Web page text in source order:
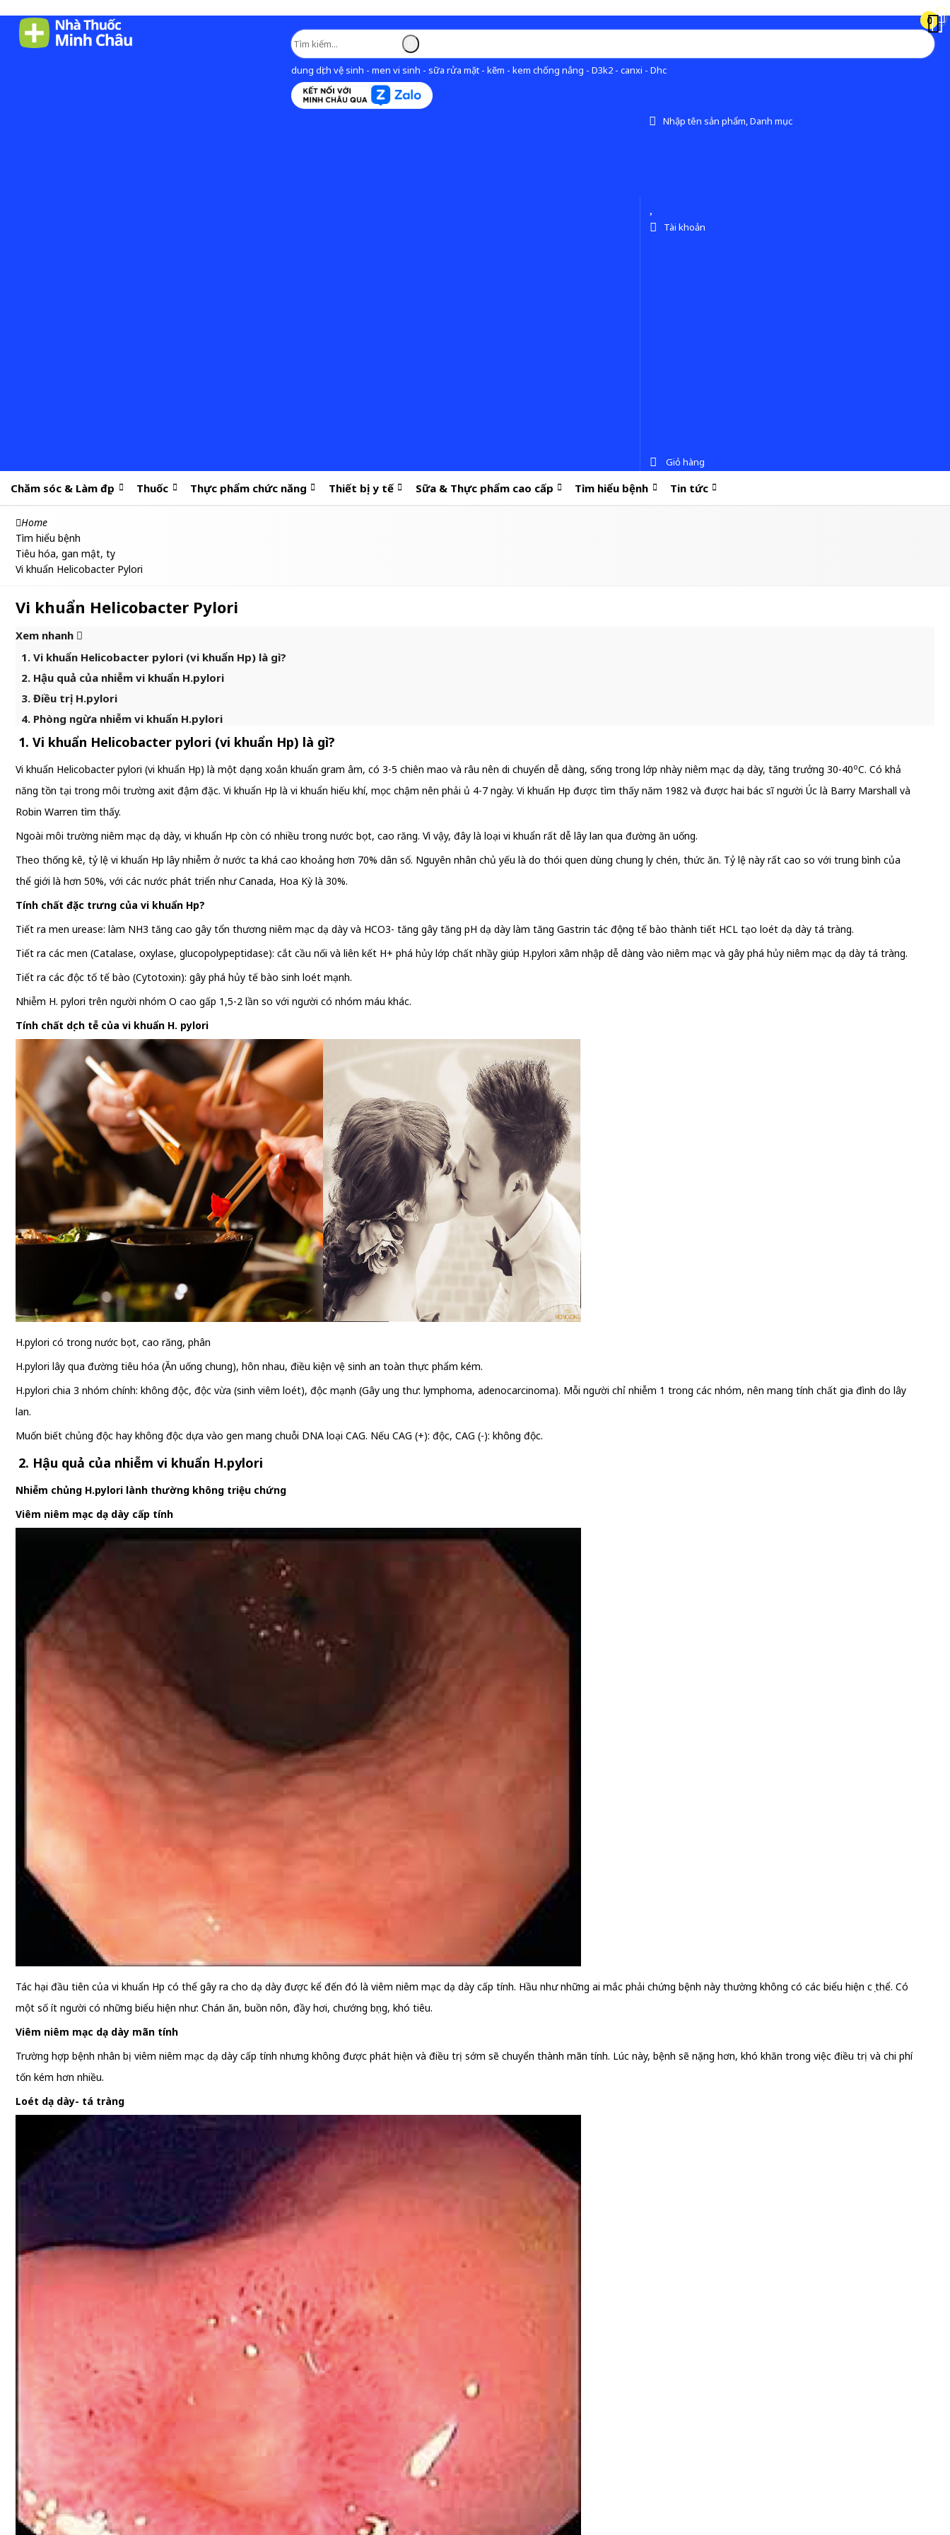
dung dịch vệ sinh - men vi sinh - sữa rửa mặt - kẽm - kem chống nắng - D3k2 - canxi - Dhc
Nhập tên sản phẩm, Danh mục
0
Tài khoản
0
Giỏ hàng
Chăm sóc & Làm đẹp Thuốc Thực phẩm chức năng Thiết bị y tế Sữa & Thực phẩm cao cấp Tìm hiểu bệnh Tin tức
Home
Tìm hiểu bệnh
Tiêu hóa, gan mật, tụy
Vi khuẩn Helicobacter Pylori
Vi khuẩn Helicobacter Pylori
Xem nhanh
1. Vi khuẩn Helicobacter pylori (vi khuẩn Hp) là gì?
2. Hậu quả của nhiễm vi khuẩn H.pylori
3. Điều trị H.pylori
4. Phòng ngừa nhiễm vi khuẩn H.pylori
1. Vi khuẩn Helicobacter pylori (vi khuẩn Hp) là gì?
Vi khuẩn Helicobacter pylori (vi khuẩn Hp) là một dạng xoắn khuẩn gram âm, có 3-5 chiên mao và râu nên di chuyển dễ dàng, sống trong lớp nhày niêm mạc dạ dày, tăng trưởng 30-40oC. Có khả
năng tồn tại trong môi trường axit đậm đặc. Vi khuẩn Hp là vi khuẩn hiếu khí, mọc chậm nên phải ủ 4-7 ngày. Vi khuẩn Hp được tìm thấy năm 1982 và được hai bác sĩ người Úc là Barry Marshall và
Robin Warren tìm thấy.
Ngoài môi trường niêm mạc dạ dày, vi khuẩn Hp còn có nhiều trong nước bọt, cao răng. Vì vậy, đây là loại vi khuẩn rất dễ lây lan qua đường ăn uống.
Theo thống kê, tỷ lệ vi khuẩn Hp lây nhiễm ở nước ta khá cao khoảng hơn 70% dân số. Nguyên nhân chủ yếu là do thói quen dùng chung ly chén, thức ăn. Tỷ lệ này rất cao so với trung bình của
thể giới là hơn 50%, với các nước phát triển như Canada, Hoa Kỳ là 30%.
Tính chất đặc trưng của vi khuẩn Hp?
Tiết ra men urease: làm NH3 tăng cao gây tổn thương niêm mạc dạ dày và HCO3- tăng gây tăng pH dạ dày làm tăng Gastrin tác động tế bào thành tiết HCL tạo loét dạ dày tá tràng.
Tiết ra các men (Catalase, oxylase, glucopolypeptidase): cắt cầu nối và liên kết H+ phá hủy lớp chất nhầy giúp H.pylori xâm nhập dễ dàng vào niêm mạc và gây phá hủy niêm mạc dạ dày tá tràng.
Tiết ra các độc tố tế bào (Cytotoxin): gây phá hủy tế bào sinh loét mạnh.
Nhiễm H. pylori trên người nhóm O cao gấp 1,5-2 lần so với người có nhóm máu khác.
Tính chất dịch tễ của vi khuẩn H. pylori
H.pylori có trong nước bọt, cao răng, phân
H.pylori lây qua đường tiêu hóa (Ăn uống chung), hôn nhau, điều kiện vệ sinh an toàn thực phẩm kém.
H.pylori chia 3 nhóm chính: không độc, độc vừa (sinh viêm loét), độc mạnh (Gây ung thư: lymphoma, adenocarcinoma). Mỗi người chỉ nhiễm 1 trong các nhóm, nên mang tính chất gia đình do lây
lan.
Muốn biết chủng độc hay không độc dựa vào gen mang chuỗi DNA loại CAG. Nếu CAG (+): độc, CAG (-): không độc.
2. Hậu quả của nhiễm vi khuẩn H.pylori
Nhiễm chủng H.pylori lành thường không triệu chứng
Viêm niêm mạc dạ dày cấp tính
Tác hại đầu tiên của vi khuẩn Hp có thể gây ra cho dạ dày được kể đến đó là viêm niêm mạc dạ dày cấp tính. Hầu như những ai mắc phải chứng bệnh này thường không có các biểu hiện cụ thể. Có
một số ít người có những biểu hiện như: Chán ăn, buồn nôn, đầy hơi, chướng bụng, khó tiêu.
Viêm niêm mạc dạ dày mãn tính
Trường hợp bệnh nhân bị viêm niêm mạc dạ dày cấp tính nhưng không được phát hiện và điều trị sớm sẽ chuyển thành mãn tính. Lúc này, bệnh sẽ nặng hơn, khó khăn trong việc điều trị và chi phí
tốn kém hơn nhiều.
Loét dạ dày- tá tràng